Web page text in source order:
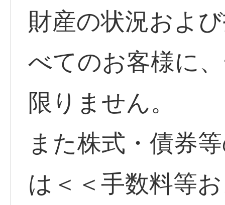
財産の状況およ
べてのお客様に
限りません。
また株式・債券
は＜＜手数料等